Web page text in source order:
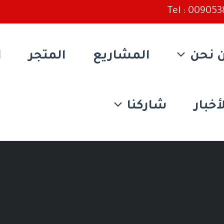
Tel :
نحن المشاريع المتجر
شاركنا